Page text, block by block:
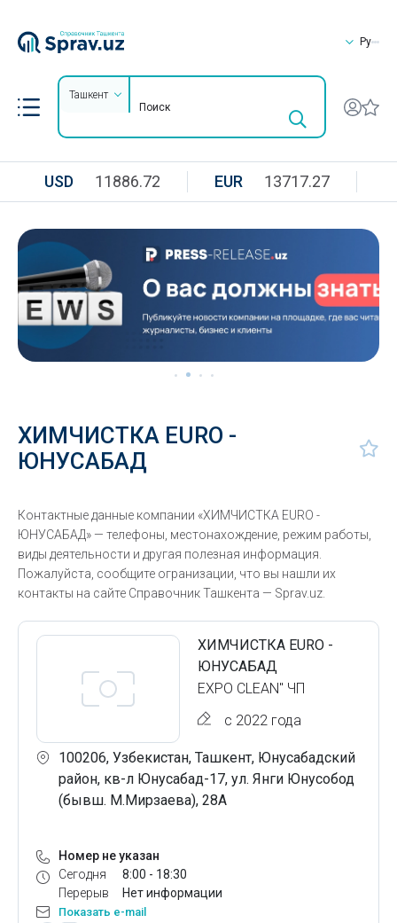
Ру
Ташкент
USD 11886.72 EUR 13717.27
ХИМЧИСТКА EURO -
ЮНУСАБАД
Контактные данные компании «ХИМЧИСТКА EURO -
ЮНУСАБАД» — телефоны, местонахождение, режим работы,
виды деятельности и другая полезная информация.
Пожалуйста, сообщите огранизации, что вы нашли их
контакты на сайте Справочник Ташкента — Sprav.uz.
ХИМЧИСТКА EURO -
ЮНУСАБАД
EXPO CLEAN" ЧП
с 2022 года
100206, Узбекистан, Ташкент, Юнусабадский
район, кв-л Юнусабад-17, ул. Янги Юнусобод
(бывш. М.Мирзаева), 28А
Номер не указан
Сегодня
Перерыв
8:00 - 18:30
Нет информации
Показать e-mail